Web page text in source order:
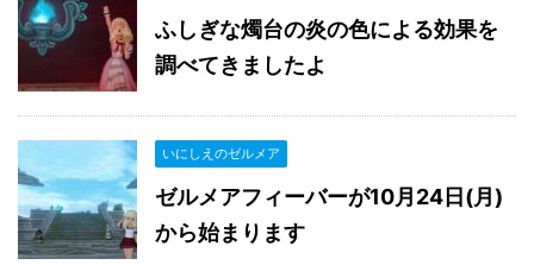
ふしぎな燭台の炎の色による効果を
調べてきましたよ
いにしえのゼルメア
ゼルメアフィーバーが10月24日(月)
から始まります